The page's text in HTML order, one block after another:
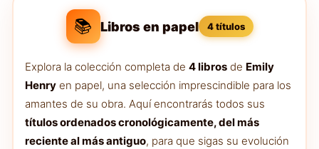
📚 Libros en papel 4 títulos
Explora la colección completa de 4 libros de Emily
Henry en papel, una selección imprescindible para los
amantes de su obra. Aquí encontrarás todos sus
títulos ordenados cronológicamente, del más
reciente al más antiguo, para que sigas su evolución